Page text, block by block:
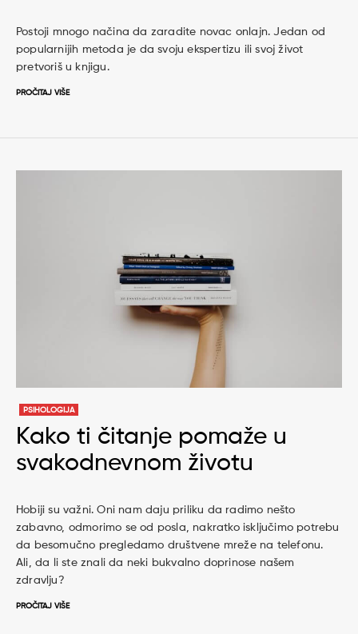
Postoji mnogo načina da zaradite novac onlajn. Jedan od
popularnijih metoda je da svoju ekspertizu ili svoj život
pretvoriš u knjigu.
PROČITAJ VIŠE
PSIHOLOGIJA
Kako ti čitanje pomaže u
svakodnevnom životu
Hobiji su važni. Oni nam daju priliku da radimo nešto
zabavno, odmorimo se od posla, nakratko isključimo potrebu
da besomučno pregledamo društvene mreže na telefonu.
Ali, da li ste znali da neki bukvalno doprinose našem
zdravlju?
PROČITAJ VIŠE